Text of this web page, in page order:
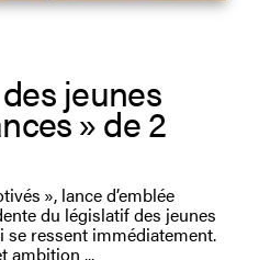
jeunes
» de 2
», lance d’emblée
du législatif des jeunes
ressent immédiatement.
ambition